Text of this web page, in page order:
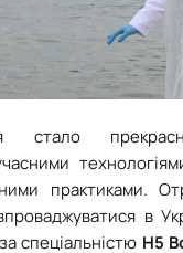
стало
практиками.
в
спеціальністю Н5